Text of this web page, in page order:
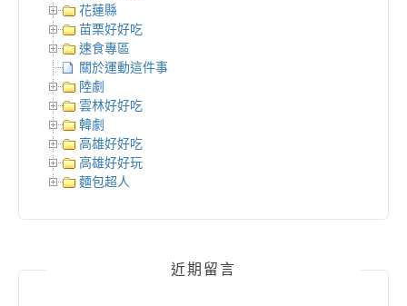
花蓮縣
苗栗好好吃
速食專區
關於運動這件事
陸劇
雲林好好吃
韓劇
高雄好好吃
高雄好好玩
麵包超人
近期留言